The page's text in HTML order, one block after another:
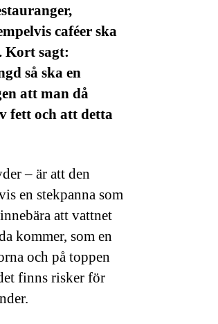
caféer ska
Kort sagt:
så ska en
att man då
fett och att detta
– är att den
en stekpanna som
att vattnet
kommer, som en
och på toppen
finns risker för